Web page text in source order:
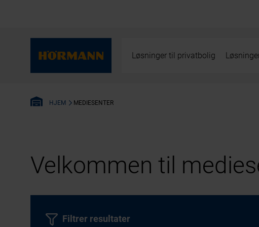
Løsninger til privatbolig
HJEM MEDIESENTER
Velkommen til
Filtrer resultater